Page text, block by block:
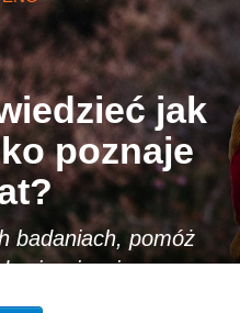
jak
poznaje
badaniach, pomóż
się wiecej: